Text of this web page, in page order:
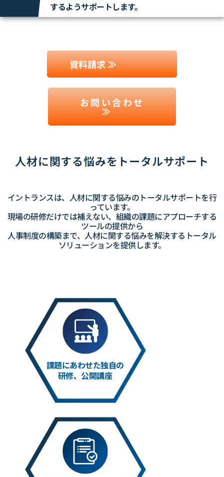
するようサポートします。
資料請求 ≫
お問い合わせ
≫
人材に関する悩みを トータルサポート
イントランスは、人材に関する悩みの トータルサポートを行
っています。
現場の研修だけでは補えない、組織の課題にアプローチする
ツールの提供から
人事制度の構築まで、人材に関する悩みを解決する トータル
ソリューションを提供します。
課題にあわせた独自の
研修、公開講座